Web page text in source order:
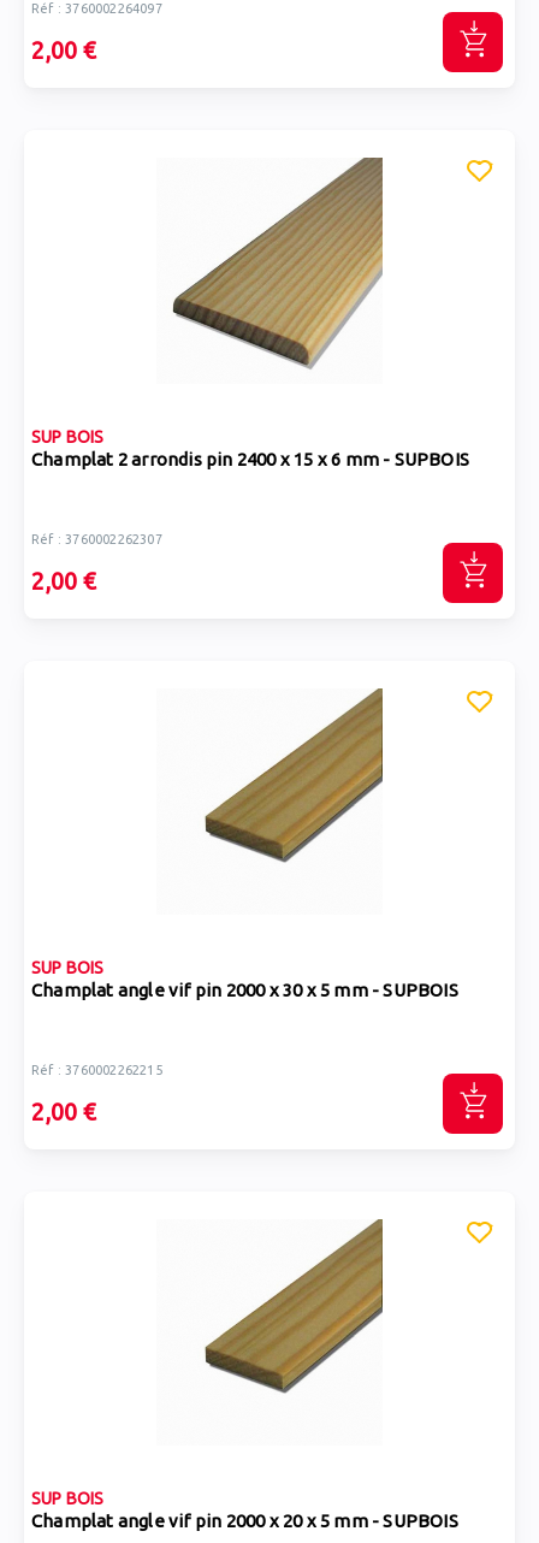
Réf : 3760002264097
2,00 €
SUP BOIS
Champlat 2 arrondis pin 2400 x 15 x 6 mm - SUPBOIS
Réf : 3760002262307
2,00 €
SUP BOIS
Champlat angle vif pin 2000 x 30 x 5 mm - SUPBOIS
Réf : 3760002262215
2,00 €
SUP BOIS
Champlat angle vif pin 2000 x 20 x 5 mm - SUPBOIS